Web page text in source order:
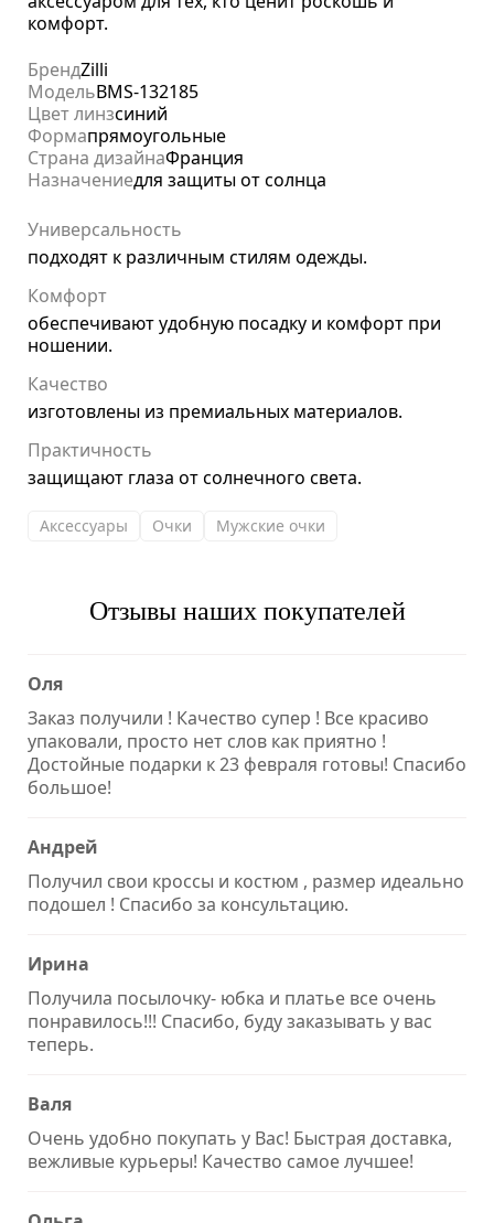
комфорт.
БрендZilli
МодельBMS-132185
Цвет линзсиний
Формапрямоугольные
Страна дизайнаФранция
Назначениедля защиты от солнца
Универсальность
подходят к различным стилям одежды.
Комфорт
обеспечивают удобную посадку и комфорт при
ношении.
Качество
изготовлены из премиальных материалов.
Практичность
защищают глаза от солнечного света.
Аксессуары Очки Мужские очки
Отзывы наших покупателей
Оля
Заказ получили ! Качество супер ! Все красиво
упаковали, просто нет слов как приятно !
Достойные подарки к 23 февраля готовы! Спасибо
большое!
Андрей
Получил свои кроссы и костюм , размер идеально
подошел ! Спасибо за консультацию.
Ирина
Получила посылочку- юбка и платье все очень
понравилось!!! Спасибо, буду заказывать у вас
теперь.
Валя
Очень удобно покупать у Вас! Быстрая доставка,
вежливые курьеры! Качество самое лучшее!